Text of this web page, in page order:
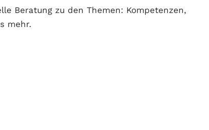
Beratung zu den Themen: Kompetenzen,
mehr.